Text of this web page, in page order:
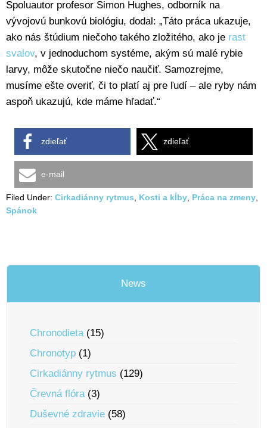
Spoluautor profesor Simon Hughes, odborník na
vývojovú bunkovú biológiu, dodal: „Táto práca ukazuje,
ako nás štúdium niečoho takého zložitého, ako je rast
svalov, v jednoduchom systéme, akým sú malé rybie
larvy, môže skutočne niečo naučiť. Samozrejme,
musíme ešte overiť, či to platí aj pre ľudí – ale ryby nám
aspoň ukazujú, kde máme hľadať.“
zdieľať zdieľať
e-mail
Filed Under: Cirkadiánny rytmus Kosti a kĺby Práca na zmeny
Spánok
News
Chronodieta(15)
Chronotyp (1)
Cirkadiánny rytmus (129)
Črevná flóra(3)
Duševné zdravie (58)